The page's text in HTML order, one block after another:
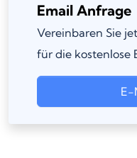
Email Anfrage
Vereinbaren Sie
für die kostenlose
E-